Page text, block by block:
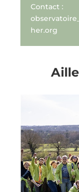
Contact :
her.org